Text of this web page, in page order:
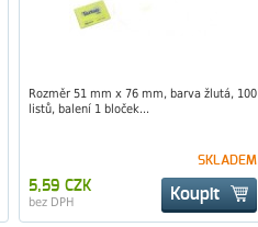
Rozměr 51 mm x 76 mm, barva žlutá, 100
listů, balení 1 bloček...
Koupit
SKLADEM
5,59 CZK
bez DPH